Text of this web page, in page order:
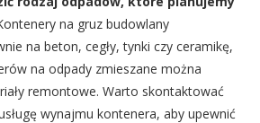
na gruz budowlany
na beton, cegły, tynki czy ceramikę,
na odpady zmieszane można
remontowe. Warto skontaktować
wynajmu kontenera, aby upewnić